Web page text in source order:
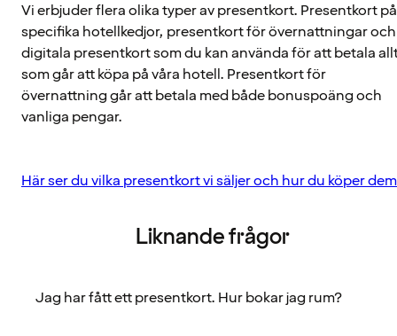
Vi erbjuder flera olika typer av presentkort. Presentkort på
specifika hotellkedjor, presentkort för övernattningar och
digitala presentkort som du kan använda för att betala
som går att köpa på våra hotell. Presentkort för
övernattning går att betala med både bonuspoäng och
vanliga pengar.
Här ser du vilka presentkort vi säljer och hur du köper
Liknande frågor
Jag har fått ett presentkort. Hur bokar jag rum?